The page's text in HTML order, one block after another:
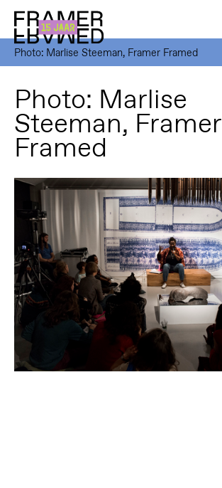
Photo: Marlise Steeman, Framer Framed
Photo: Marlise
Steeman, Framer
Framed